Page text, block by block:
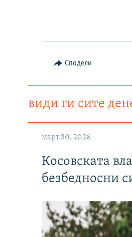
Сподели
види ги сите
март 30, 2026
Косовската
безбедносни